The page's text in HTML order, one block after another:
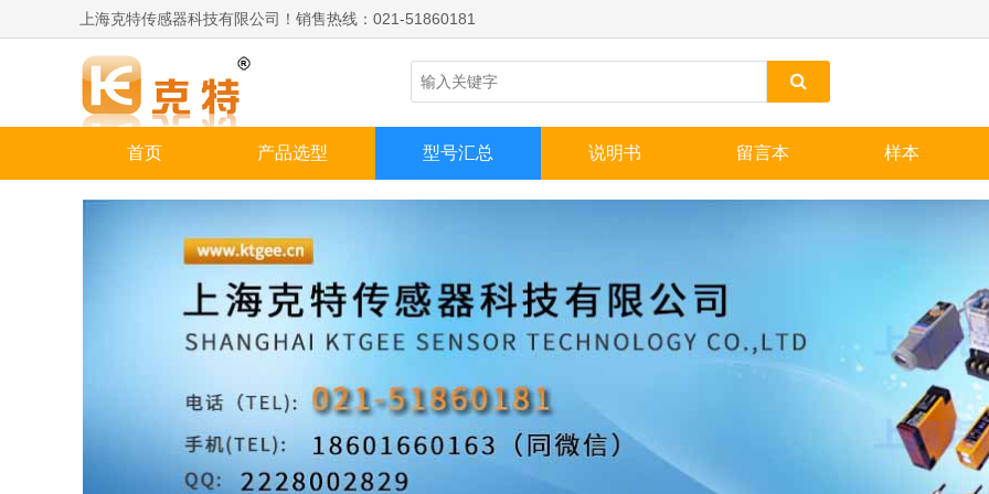
上海克特传感器科技有限公司！销售热线：021-51860181
首页 产品选型 型号汇总 说明书 留言本 样本